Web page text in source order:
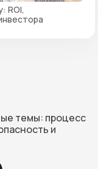
ROI,
темы: процесс
и